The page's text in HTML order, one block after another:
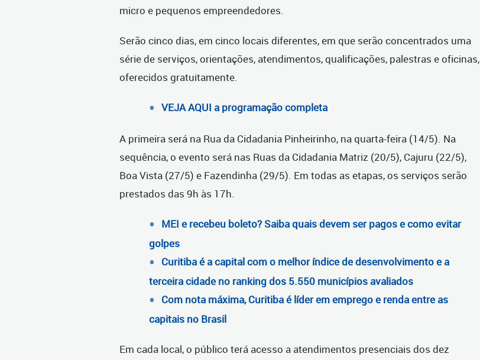
micro e pequenos empreendedores.
Serão cinco dias, em cinco locais diferentes, em que serão concentrados uma
série de serviços, orientações, atendimentos, qualificações, palestras e oficinas,
oferecidos gratuitamente.
VEJA AQUI a programação completa
A primeira será na Rua da Cidadania Pinheirinho, na quarta-feira (14/5). Na
sequência, o evento será nas Ruas da Cidadania Matriz (20/5), Cajuru (22/5),
Boa Vista (27/5) e Fazendinha (29/5). Em todas as etapas, os serviços serão
prestados das 9h às 17h.
MEI e recebeu boleto? Saiba quais devem ser pagos e como evitar
golpes
Curitiba é a capital com o melhor índice de desenvolvimento e a
terceira cidade no ranking dos 5.550 municípios avaliados
Com nota máxima, Curitiba é líder em emprego e renda entre as
capitais no Brasil
Em cada local, o público terá acesso a atendimentos presenciais dos dez